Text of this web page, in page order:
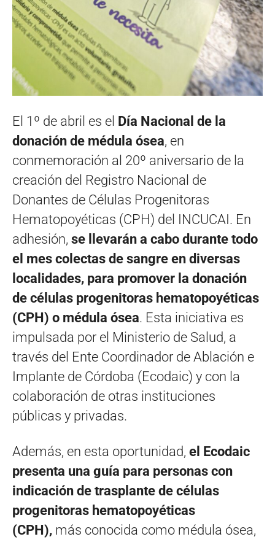
El 1º de abril es el Día Nacional de la
donación de médula ósea, en
conmemoración al 20º aniversario de la
creación del Registro Nacional de
Donantes de Células Progenitoras
Hematopoyéticas (CPH) del INCUCAI. En
adhesión, se llevarán a cabo durante todo
el mes colectas de sangre en diversas
localidades, para promover la donación
de células progenitoras hematopoyéticas
(CPH) o médula ósea. Esta iniciativa es
impulsada por el Ministerio de Salud, a
través del Ente Coordinador de Ablación e
Implante de Córdoba (Ecodaic) y con la
colaboración de otras instituciones
públicas y privadas.
Además, en esta oportunidad, el Ecodaic
presenta una guía para personas con
indicación de trasplante de células
progenitoras hematopoyéticas
(CPH), más conocida como médula ósea,